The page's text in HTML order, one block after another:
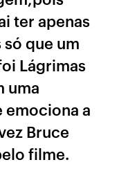
ter apenas
que um
Lágrimas
uma
emociona a
Bruce
filme.